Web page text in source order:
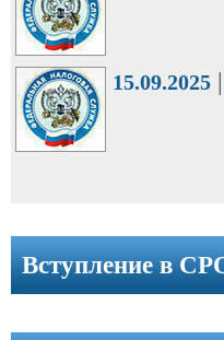
Вступление
СРО
Новости
Вопрос-
15.09.2025 |
Вступление в